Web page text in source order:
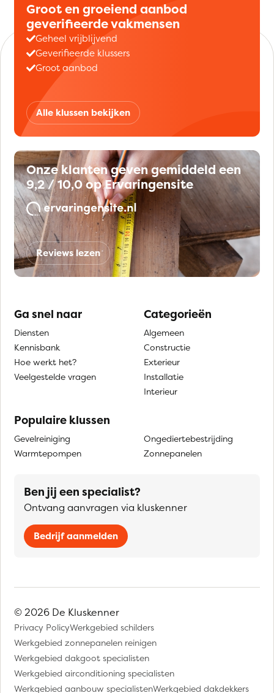
Groot en groeiend aanbod
geverifieerde vakmensen
Geheel vrijblijvend
Geverifieerde klussers
Groot aanbod
Alle klussen bekijken
Onze klanten geven gemiddeld een
9,2 / 10,0 op Ervaringensite
Reviews lezen
Ga snel naar
Diensten
Kennisbank
Hoe werkt het?
Veelgestelde vragen
Categorieën
Algemeen
Constructie
Exterieur
Installatie
Interieur
Populaire klussen
Gevelreiniging
Warmtepompen
Ongediertebestrijding
Zonnepanelen
Ben jij een specialist?
Ontvang aanvragen via kluskenner
Bedrijf aanmelden
© 2026 De Kluskenner
Privacy PolicyWerkgebied schilders
Werkgebied zonnepanelen reinigen
Werkgebied dakgoot specialisten
Werkgebied airconditioning specialisten
Werkgebied aanbouw specialistenWerkgebied dakdekkers